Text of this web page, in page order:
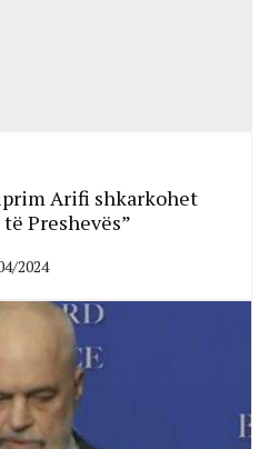
Arifi shkarkohet
Preshevës”
2024